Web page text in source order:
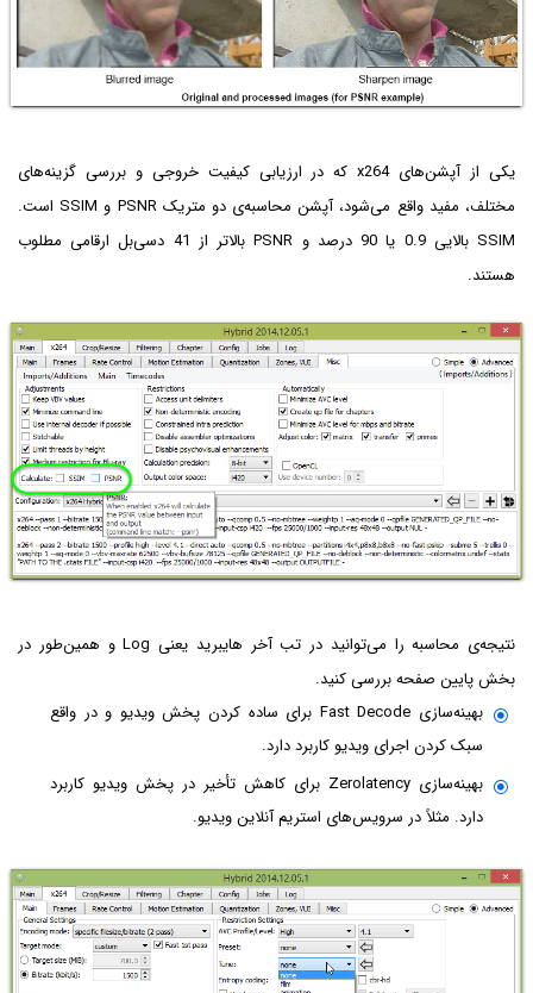
یکی از آپشن‌های x264 که در ارزیابی کیفیت خروجی و بررسی گزینه‌های
مختلف، مفید واقع می‌شود، آپشن محاسبه‌ی دو متریک PSNR و SSIM است.
SSIM بالایی 0.9 یا 90 درصد و PSNR بالاتر از 41 دسی‌بل ارقامی مطلوب
هستند.
نتیجه‌ی محاسبه را می‌توانید در تب آخر هایبرید یعنی Log و همین‌طور در
بخش پایین صفحه بررسی کنید.
بهینه‌سازی Fast Decode برای ساده کردن پخش ویدیو و در واقع
سبک کردن اجرای ویدیو کاربرد دارد.
بهینه‌سازی Zerolatency برای کاهش تأخیر در پخش ویدیو کاربرد
دارد. مثلاً در سرویس‌های استریم آنلاین ویدیو.